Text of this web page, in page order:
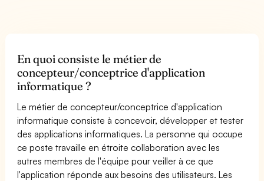
En quoi consiste le métier de
concepteur/conceptrice d'application
informatique ?
Le métier de concepteur/conceptrice d'application
informatique consiste à concevoir, développer et tester
des applications informatiques. La personne qui occupe
ce poste travaille en étroite collaboration avec les
autres membres de l'équipe pour veiller à ce que
l'application réponde aux besoins des utilisateurs. Les